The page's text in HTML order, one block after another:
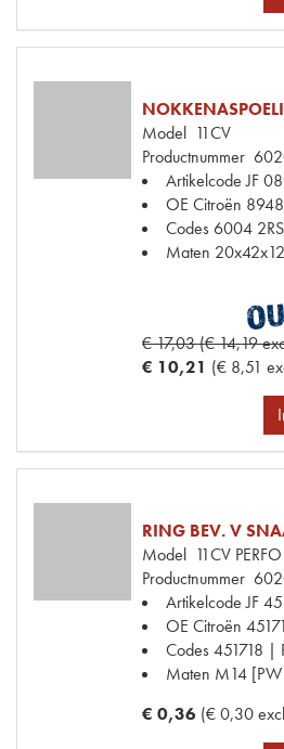
Model 11CV
Productnummer
Artikelcode JF
OE Citroën
Codes 6004
Maten
€ 17,03 (€ 14,19
€ 10,21 (€ 8,51
RING BEV. V
Model 11CV PERFO
Productnummer
Artikelcode JF
OE Citroën
Codes451718 |
Maten M14
€ 0,36 (€ 0,30